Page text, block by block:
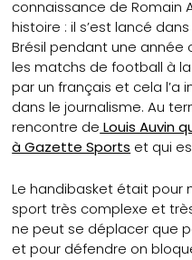
connaissance de Romain
histoire : il s’est lancé
Brésil pendant une
les matchs de football à
par un français et cela l’a
dans le journalisme. Au
rencontre de Louis Auvin
à Gazette Sports et qui
Le handibasket était pour
sport très complexe et
ne peut se déplacer que
et pour défendre on